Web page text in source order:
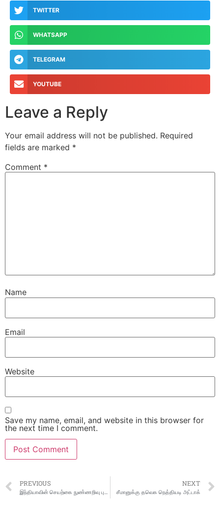
TWITTER
WHATSAPP
TELEGRAM
YOUTUBE
Leave a Reply
Your email address will not be published. Required
fields are marked *
Comment *
Name
Email
Website
Save my name, email, and website in this browser for
the next time I comment.
PREVIOUS
இந்தியாவின் செயற்கை நுண்ணறிவு புரட்சிகர மாற்றத்தை செய்து வருகிறது
NEXT
சீமானுக்கு தவெக நெத்தியடி அட்டாக்